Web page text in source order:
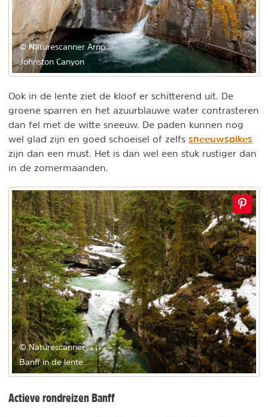
© Naturescanner Arno
Johnston Canyon
Ook in de lente ziet de kloof er schitterend uit. De
groene sparren en het azuurblauwe water contrasteren
dan fel met de witte sneeuw. De paden kunnen nog
wel glad zijn en goed schoeisel of zelfs sneeuwspikes
zijn dan een must. Het is dan wel een stuk rustiger dan
in de zomermaanden.
© Naturescanner
Banff in de lente
Actieve rondreizen Banff